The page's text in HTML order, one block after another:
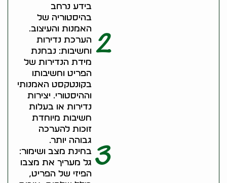
בידע נרחב
בהיסטוריה של
האמנות והעיצוב.
2 הערכת נדירות
וחשיבות: נבחנת
מידת הנדירות של
הפריט וחשיבותו
בקונטקסט האמנותי
וההיסטורי. יצירות
נדירות או בעלות
חשיבות מיוחדת
זוכות להערכה
גבוהה יותר.
3
בחינת מצב ושימור:
גל מעריך את מצבו
הפיזי של הפריט,